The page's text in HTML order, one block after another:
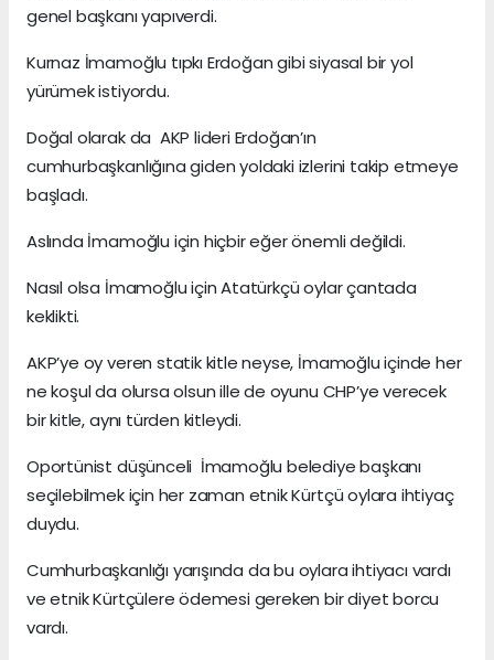
genel başkanı yapıverdi.
Kurnaz İmamoğlu tıpkı Erdoğan gibi siyasal bir yol
yürümek istiyordu.
Doğal olarak da AKP lideri Erdoğan’ın
cumhurbaşkanlığına giden yoldaki izlerini takip etmeye
başladı.
Aslında İmamoğlu için hiçbir eğer önemli değildi.
Nasıl olsa İmamoğlu için Atatürkçü oylar çantada
keklikti.
AKP’ye oy veren statik kitle neyse, İmamoğlu içinde her
ne koşul da olursa olsun ille de oyunu CHP’ye verecek
bir kitle, aynı türden kitleydi.
Oportünist düşünceli İmamoğlu belediye başkanı
seçilebilmek için her zaman etnik Kürtçü oylara ihtiyaç
duydu.
Cumhurbaşkanlığı yarışında da bu oylara ihtiyacı vardı
ve etnik Kürtçülere ödemesi gereken bir diyet borcu
vardı.